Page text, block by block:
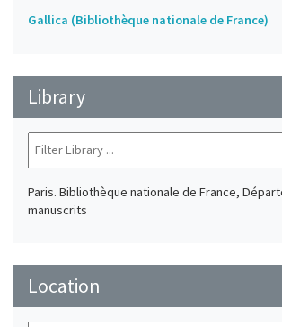
Gallica (Bibliothèque nationale de France)
Library
Paris. Bibliothèque nationale de France,
manuscrits
Location